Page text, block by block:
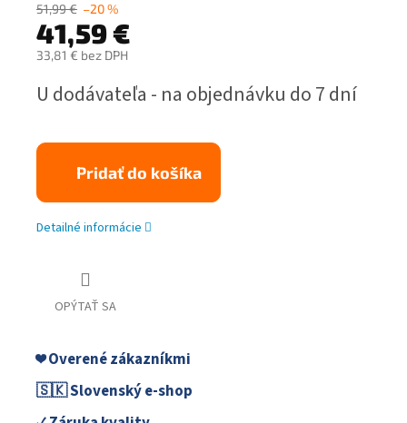
51,99 € –20 %
41,59 €
33,81 € bez DPH
cena:
U dodávateľa - na objednávku do 7 dní
Pridať do košíka
Detailné informácie
OPÝTAŤ SA
❤️ Overené zákazníkmi
🇸🇰 Slovenský e-shop